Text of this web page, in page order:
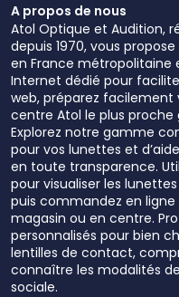
A propos de nous
Atol Optique et Audition,
depuis 1970, vous
en France métropolitaine
Internet dédié pour
web, préparez facilement
centre Atol le plus
Explorez notre gamme
pour vos lunettes et
en toute transparence.
pour visualiser les
puis commandez en
magasin ou en centre.
personnalisés pour bien
lentilles de contact,
connaître les modalités
sociale.